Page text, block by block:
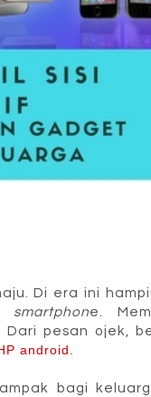
Di era ini
smartphone.
pesan ojek,
android.
bagi